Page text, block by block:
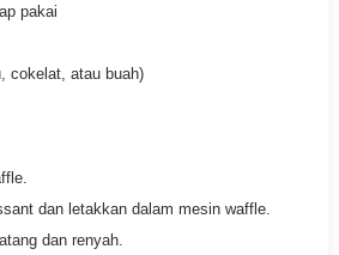
pakai
cokelat, atau buah)
dan letakkan dalam mesin waffle.
dan renyah.